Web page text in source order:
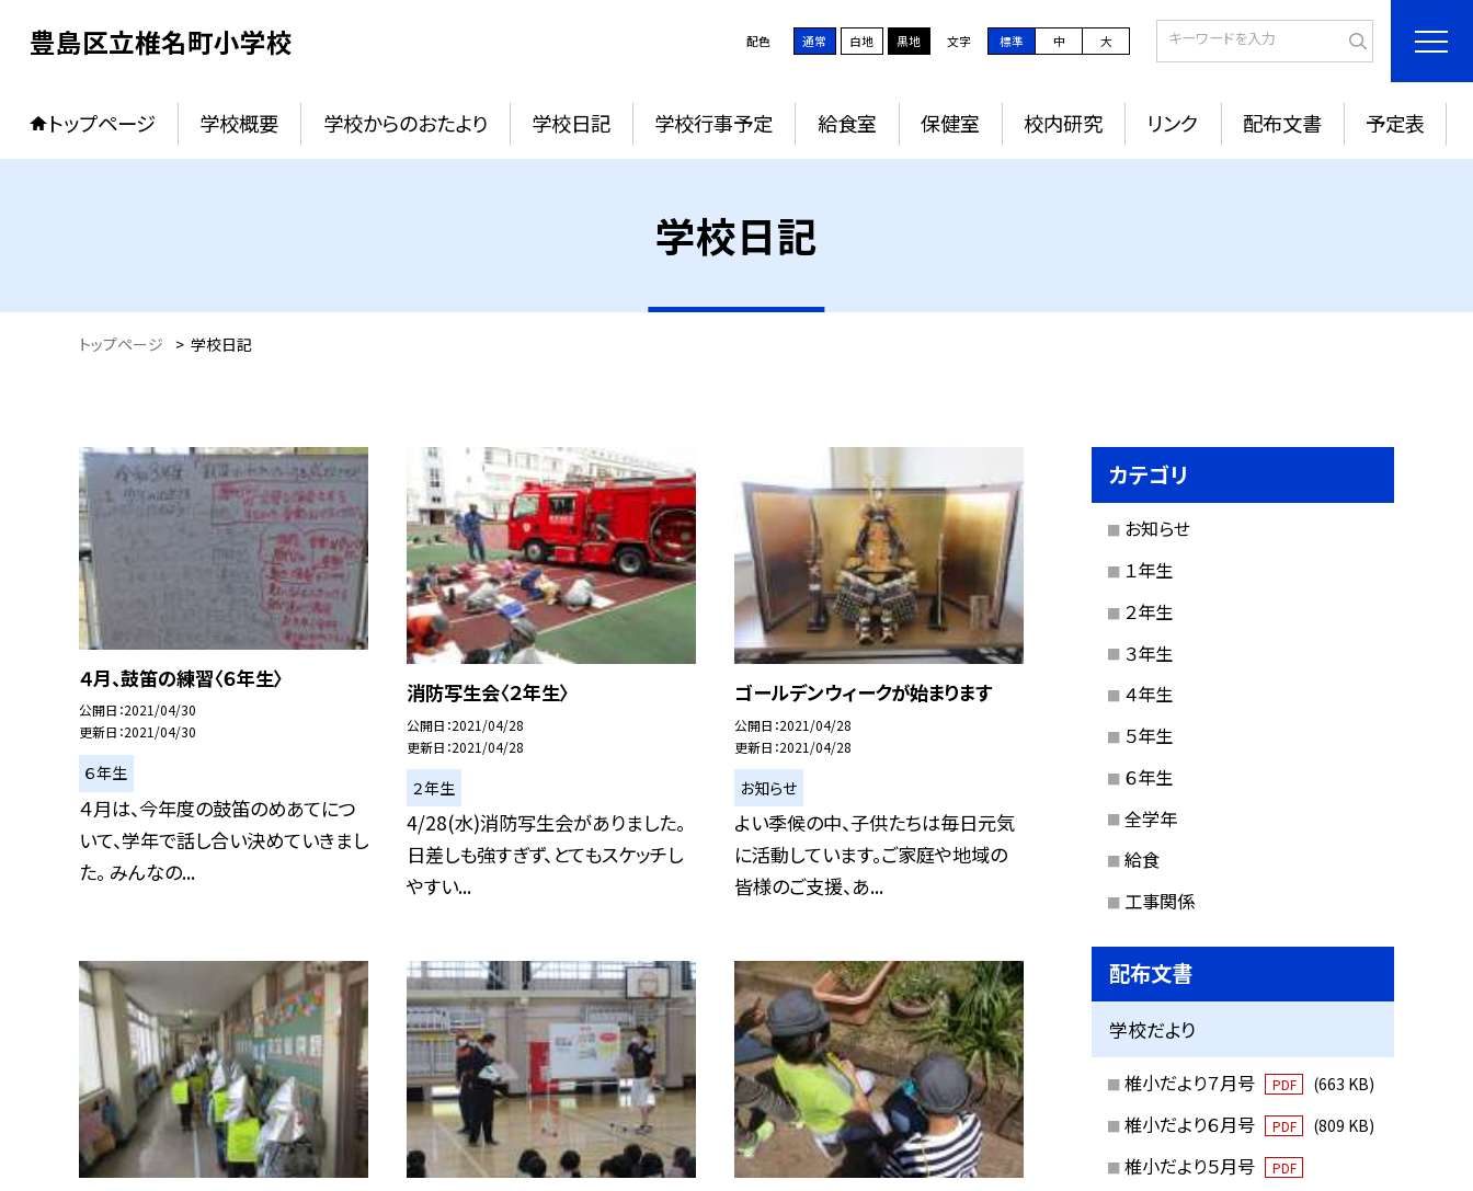
豊島区立椎名町小学校 配色 通常 白地 黒地 文字 標準 中 大
トップページ 学校概要 学校からのおたより 学校日記 学校行事予定 給食室 保健室 校内研究 リンク 配布文書 予定表
学校日記
トップページ > 学校日記
４月、鼓笛の練習〈６年生〉
公開日 2021/04/30
更新日 2021/04/30
６年生
４月は、今年度の鼓笛のめあてにつ
いて、学年で話し合い決めていきまし
た。 みんなの...
消防写生会〈２年生〉
公開日 2021/04/28
更新日 2021/04/28
２年生
4/28(水)消防写生会がありました。
日差しも強すぎず、とてもスケッチし
やすい...
ゴールデンウィークが始まります
公開日 2021/04/28
更新日 2021/04/28
お知らせ
よい季候の中、子供たちは毎日元気
に活動しています。ご家庭や地域の
皆様のご支援、あ...
カテゴリ
お知らせ
１年生
２年生
３年生
４年生
５年生
６年生
全学年
給食
工事関係
配布文書
学校だより
椎小だより７月号 PDF (663 KB)
椎小だより６月号 PDF (809 KB)
椎小だより５月号 PDF